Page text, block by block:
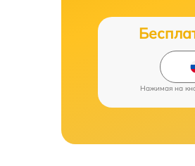
Нажимая на